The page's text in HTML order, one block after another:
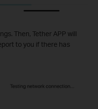
Then, Tether APP will
to you if there has